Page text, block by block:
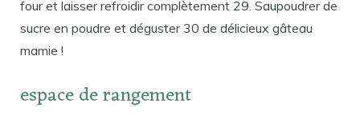
four et laisser refroidir complètement 29. Saupoudrer de
sucre en poudre et déguster 30 de délicieux gâteau
mamie !
espace de rangement